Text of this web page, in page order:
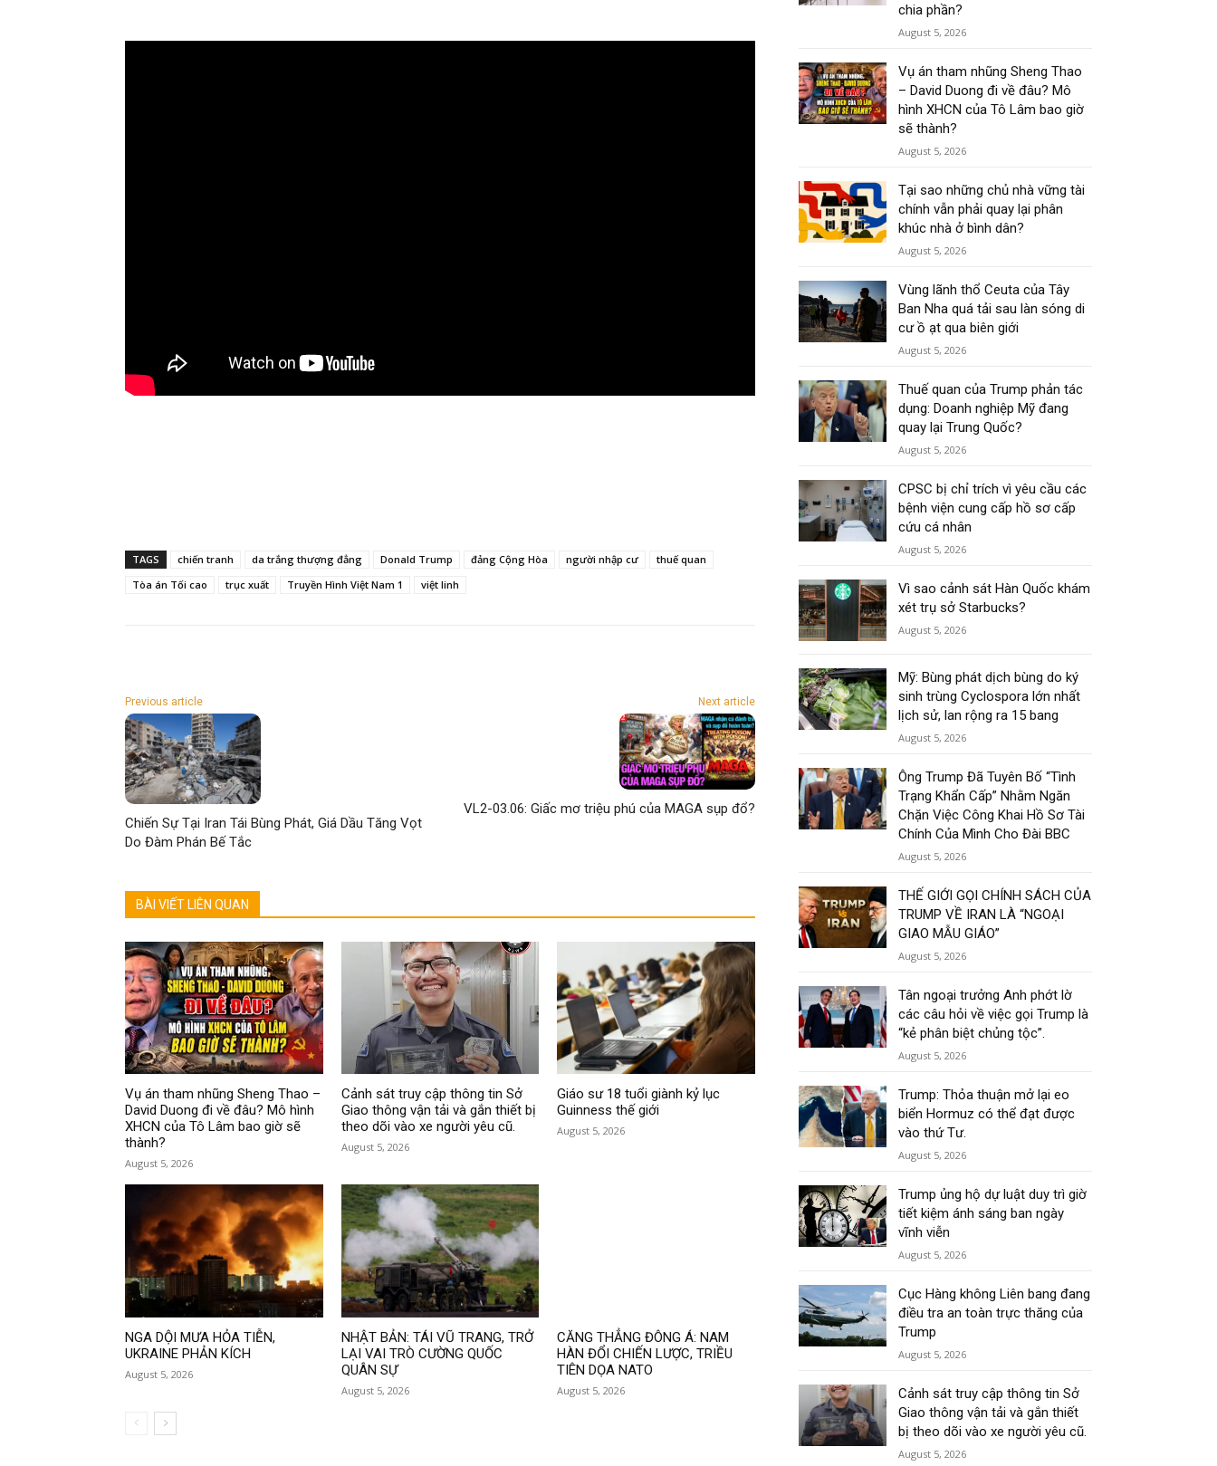
TAGS chiến tranh da trắng thượng đẳng Donald Trump đảng Cộng Hòa người nhập cư
thuế quan
Tòa án Tối cao
trục xuất Truyền Hình Việt Nam 1 việt linh
Previous article
Chiến Sự Tại Iran Tái Bùng Phát, Giá Dầu Tăng Vọt
Do Đàm Phán Bế Tắc
Next article
VL2-03.06: Giấc mơ triệu phú của MAGA sụp đổ?
BÀI VIẾT LIÊN QUAN
Vụ án tham nhũng Sheng Thao –
David Duong đi về đâu? Mô hình
XHCN của Tô Lâm bao giờ sẽ
thành?
August 5, 2026
Cảnh sát truy cập thông tin Sở
Giao thông vận tải và gắn thiết bị
theo dõi vào xe người yêu cũ.
August 5, 2026
Giáo sư 18 tuổi giành kỷ lục
Guinness thế giới
August 5, 2026
NGA DỘI MƯA HỎA TIỄN,
UKRAINE PHẢN KÍCH
August 5, 2026
NHẬT BẢN: TÁI VŨ TRANG, TRỞ
LẠI VAI TRÒ CƯỜNG QUỐC
QUÂN SỰ
August 5, 2026
CĂNG THẲNG ĐÔNG Á: NAM
HÀN ĐỔI CHIẾN LƯỢC, TRIỀU
TIÊN DỌA NATO
August 5, 2026
chia phần?
August 5, 2026
Vụ án tham nhũng Sheng Thao
– David Duong đi về đâu? Mô
hình XHCN của Tô Lâm bao giờ
sẽ thành?
August 5, 2026
Tại sao những chủ nhà vững tài
chính vẫn phải quay lại phân
khúc nhà ở bình dân?
August 5, 2026
Vùng lãnh thổ Ceuta của Tây
Ban Nha quá tải sau làn sóng di
cư ồ ạt qua biên giới
August 5, 2026
Thuế quan của Trump phản tác
dụng: Doanh nghiệp Mỹ đang
quay lại Trung Quốc?
August 5, 2026
CPSC bị chỉ trích vì yêu cầu các
bệnh viện cung cấp hồ sơ cấp
cứu cá nhân
August 5, 2026
Vì sao cảnh sát Hàn Quốc khám
xét trụ sở Starbucks?
August 5, 2026
Mỹ: Bùng phát dịch bùng do ký
sinh trùng Cyclospora lớn nhất
lịch sử, lan rộng ra 15 bang
August 5, 2026
Ông Trump Đã Tuyên Bố “Tình
Trạng Khẩn Cấp” Nhằm Ngăn
Chặn Việc Công Khai Hồ Sơ Tài
Chính Của Mình Cho Đài BBC
August 5, 2026
THẾ GIỚI GỌI CHÍNH SÁCH CỦA
TRUMP VỀ IRAN LÀ “NGOẠI
GIAO MẪU GIÁO”
August 5, 2026
Tân ngoại trưởng Anh phớt lờ
các câu hỏi về việc gọi Trump là
“kẻ phân biệt chủng tộc”.
August 5, 2026
Trump: Thỏa thuận mở lại eo
biển Hormuz có thể đạt được
vào thứ Tư.
August 5, 2026
Trump ủng hộ dự luật duy trì giờ
tiết kiệm ánh sáng ban ngày
vĩnh viễn
August 5, 2026
Cục Hàng không Liên bang đang
điều tra an toàn trực thăng của
Trump
August 5, 2026
Cảnh sát truy cập thông tin Sở
Giao thông vận tải và gắn thiết
bị theo dõi vào xe người yêu cũ.
August 5, 2026